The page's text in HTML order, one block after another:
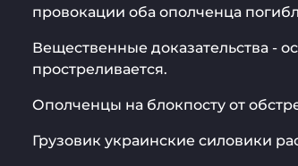
провокации оба ополченца
Вещественные доказательства -
простреливается.
Ополченцы на блокпосту от
Грузовик украинские силовики